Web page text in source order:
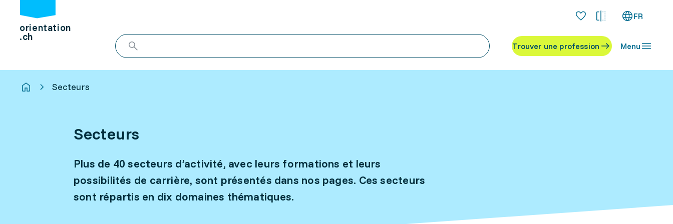
orientation
.ch
FR
Trouver une profession Menu
Secteurs
Secteurs
Plus de 40 secteurs d’activité, avec leurs formations et leurs
possibilités de carrière, sont présentés dans nos pages. Ces secteurs
sont répartis en dix domaines thématiques.